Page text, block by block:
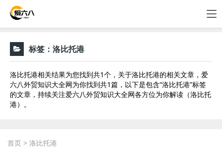
标签： 洛比托港
洛比托港相关结果为您找到共1个，关于洛比托港的相关文章，爱
六八外贸知识大全网为你找到共1篇，以下是包含“洛比托港”标签
的文章，持续关注爱六八外贸知识大全网各方位为你解读（洛比托
港）。
首页 > 洛比托港